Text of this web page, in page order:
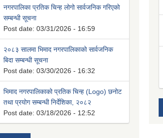
नगरपालिका प्रतिक चिन्ह लोगो सार्वजनिक गरिएको
सम्बन्धी सूचना
Post date: 03/31/2026 - 16:59
२०८३ सालमा भिमाद नगरपालिकाको सार्वजनिक
बिदा सम्बन्धी सूचना
Post date: 03/30/2026 - 16:32
भिमाद नगरपालिकाको प्रतिक चिन्ह (Logo) छनोट
तथा प्रयोग सम्बन्धी निर्देशिका, २०८२
Post date: 03/18/2026 - 12:52